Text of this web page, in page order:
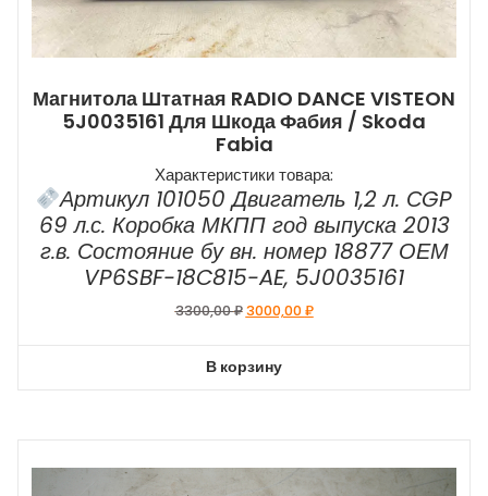
Магнитола Штатная RADIO DANCE VISTEON
5J0035161 Для Шкода Фабия / Skoda
Fabia
Характеристики товара:
Артикул 101050 Двигатель 1,2 л. СGP
69 л.с. Коробка МКПП год выпуска 2013
г.в. Состояние бу вн. номер 18877 ОЕМ
VP6SBF-18C815-AE, 5J0035161
3300,00₽ Первоначальная
3300,00 ₽.
3000,00₽Текущая
В корзину